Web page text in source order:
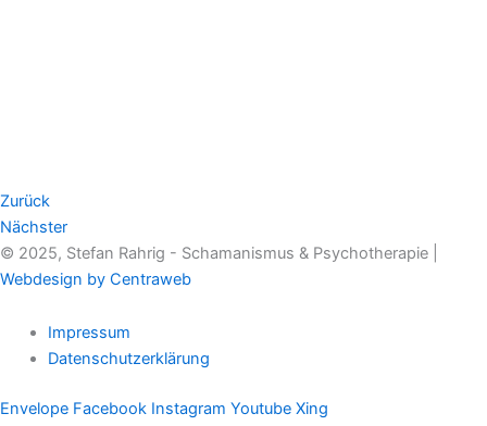
Zurück
Nächster
© 2025, Stefan Rahrig - Schamanismus & Psychotherapie |
Webdesign by Centraweb
Impressum
Datenschutzerklärung
Envelope Facebook Instagram Youtube Xing